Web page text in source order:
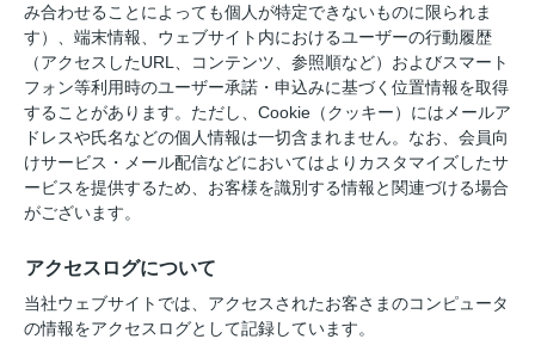
み合わせることによっても個人が特定できないものに限られま
す）、端末情報、ウェブサイト内におけるユーザーの行動履歴
（アクセスしたURL、コンテンツ、参照順など）およびスマート
フォン等利用時のユーザー承諾・申込みに基づく位置情報を取得
することがあります。ただし、Cookie（クッキー）にはメールア
ドレスや氏名などの個人情報は一切含まれません。なお、会員向
けサービス・メール配信などにおいてはよりカスタマイズしたサ
ービスを提供するため、お客様を識別する情報と関連づける場合
がございます。
アクセスログについて
当社ウェブサイトでは、アクセスされたお客さまのコンピュータ
の情報をアクセスログとして記録しています。